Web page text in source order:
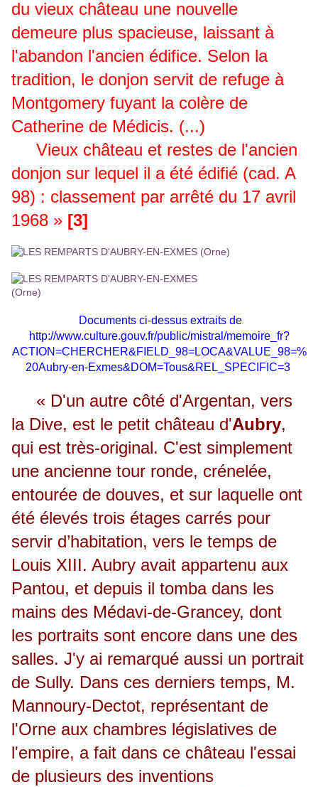
du vieux château une nouvelle
demeure plus spacieuse, laissant à
l'abandon l'ancien édifice. Selon la
tradition, le donjon servit de refuge à
Montgomery fuyant la colère de
Catherine de Médicis. (...)
Vieux château et restes de l'ancien
donjon sur lequel il a été édifié (cad. A
98) : classement par arrêté du 17 avril
1968 » [3]
Documents ci-dessus extraits de
http://www.culture.gouv.fr/public/mistral/memoire_fr?
ACTION=CHERCHER&FIELD_98=LOCA&VALUE_98=%
20Aubry-en-Exmes&DOM=Tous&REL_SPECIFIC=3
« D'un autre côté d'Argentan, vers
la Dive, est le petit château d'Aubry,
qui est très-original. C'est simplement
une ancienne tour ronde, crénelée,
entourée de douves, et sur laquelle ont
été élevés trois étages carrés pour
servir d’habitation, vers le temps de
Louis XIII. Aubry avait appartenu aux
Pantou, et depuis il tomba dans les
mains des Médavi-de-Grancey, dont
les portraits sont encore dans une des
salles. J'y ai remarqué aussi un portrait
de Sully. Dans ces derniers temps, M.
Mannoury-Dectot, représentant de
l'Orne aux chambres législatives de
l'empire, a fait dans ce château l'essai
de plusieurs des inventions